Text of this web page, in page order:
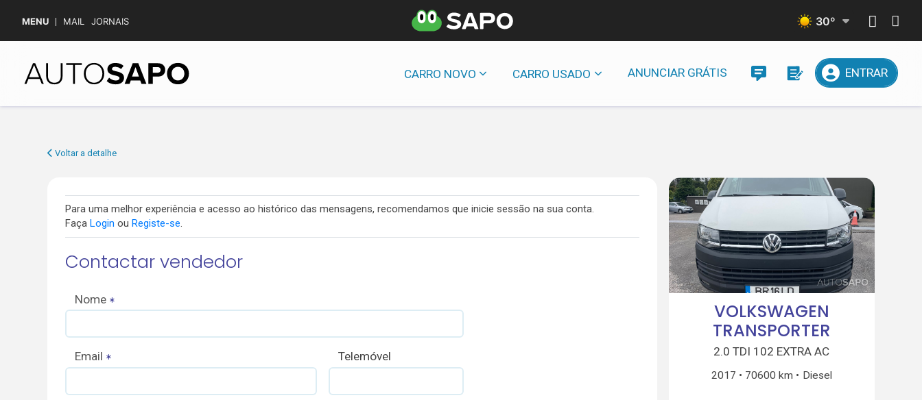
MENU MAIL JORNAIS 30º
CARRO NOVO CARRO USADO ANUNCIAR GRÁTIS ENTRAR
Voltar a detalhe
Para uma melhor experiência e acesso ao histórico das mensagens, recomendamos que inicie sessão na sua conta.
Faça Login ou Registe-se.
Contactar vendedor
Nome
Email Telemóvel
VOLKSWAGEN
TRANSPORTER
2.0 TDI 102 EXTRA AC
2017 70600 km Diesel